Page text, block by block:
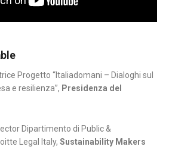
Progetto “Italiadomani – Dialoghi sul
e resilienza”, Presidenza del
Dipartimento di Public &
Legal Italy, Sustainability Makers